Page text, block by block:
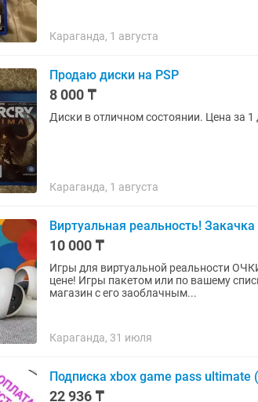
Караганда, 1 августа
Продаю диски на PSP
8 000 ₸
Диски в отличном состоянии. Цена за 1
Караганда, 1 августа
Виртуальная реальность!
10 000 ₸
Игры для виртуальной реальности
цене! Игры пакетом или по вашему
магазин с его заоблачным...
Караганда, 31 июля
Подписка xbox game pass ultimate
22 936 ₸